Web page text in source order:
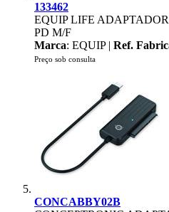
133462
EQUIP LIFE
PD M/F
Marca: EQUIP | Ref.
Preço sob consulta
CONCABBY02B